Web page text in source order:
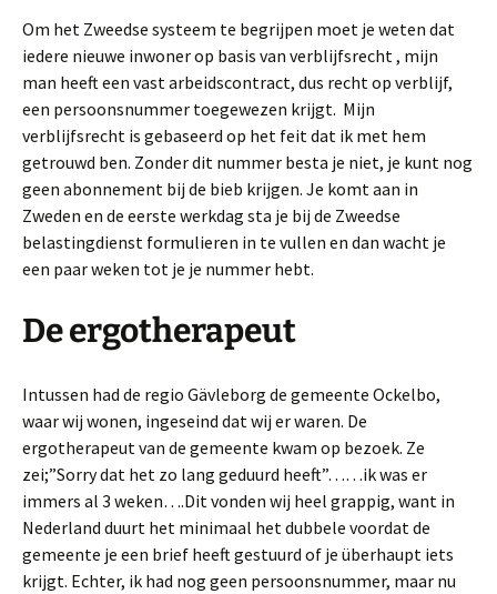
Om het Zweedse systeem te begrijpen moet je weten dat
iedere nieuwe inwoner op basis van verblijfsrecht , mijn
man heeft een vast arbeidscontract, dus recht op verblijf,
een persoonsnummer toegewezen krijgt. Mijn
verblijfsrecht is gebaseerd op het feit dat ik met hem
getrouwd ben. Zonder dit nummer besta je niet, je kunt nog
geen abonnement bij de bieb krijgen. Je komt aan in
Zweden en de eerste werkdag sta je bij de Zweedse
belastingdienst formulieren in te vullen en dan wacht je
een paar weken tot je je nummer hebt.
De ergotherapeut
Intussen had de regio Gävleborg de gemeente Ockelbo,
waar wij wonen, ingeseind dat wij er waren. De
ergotherapeut van de gemeente kwam op bezoek. Ze
zei;”Sorry dat het zo lang geduurd heeft”……ik was er
immers al 3 weken….Dit vonden wij heel grappig, want in
Nederland duurt het minimaal het dubbele voordat de
gemeente je een brief heeft gestuurd of je überhaupt iets
krijgt. Echter, ik had nog geen persoonsnummer, maar nu